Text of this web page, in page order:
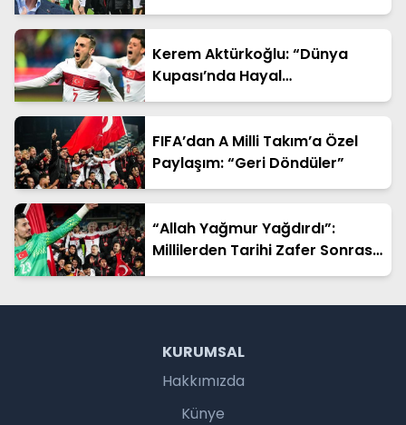
Kerem Aktürkoğlu: “Dünya
Kupası’nda Hayal
Kurduracağız”
FIFA’dan A Milli Takım’a Özel
Paylaşım: “Geri Döndüler”
“Allah Yağmur Yağdırdı”:
Millilerden Tarihi Zafer Sonrası
Duygusal Sözler
KURUMSAL
Hakkımızda
Künye